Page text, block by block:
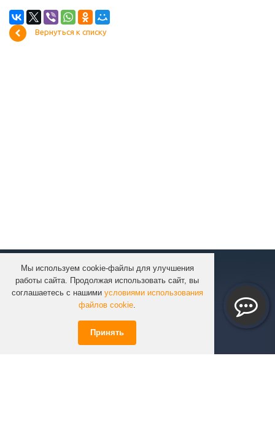
Мы используем cookie-файлы для улучшения
работы сайта. Продолжая использовать сайт, вы
соглашаетесь с нашими условиями использования
файлов cookie.
Принять
Вернуться к списку
КОМПАНИЯ
КАТАЛОГ
УСЛУГИ
ИНФОРМАЦИЯ